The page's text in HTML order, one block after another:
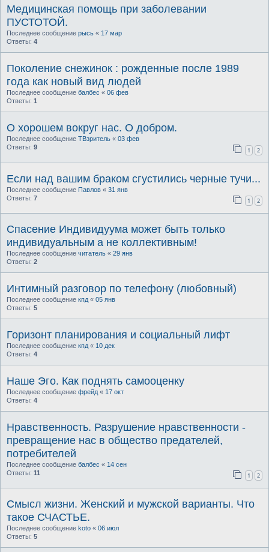
Медицинская помощь при заболевании
ПУСТОТОЙ.
Последнее сообщение рысь « 17 мар
Ответы: 4
Поколение снежинок : рожденные после 1989
года как новый вид людей
Последнее сообщение балбес « 06 фев
Ответы: 1
О хорошем вокруг нас. О добром.
Последнее сообщение ТВзритель « 03 фев
Ответы: 9 1 2
Если над вашим браком сгустились черные тучи...
Последнее сообщение Павлов « 31 янв
Ответы: 7 1 2
Спасение Индивидуума может быть только
индивидуальным а не коллективным!
Последнее сообщение читатель « 29 янв
Ответы: 2
Интимный разговор по телефону (любовный)
Последнее сообщение кпд « 05 янв
Ответы: 5
Горизонт планирования и социальный лифт
Последнее сообщение кпд « 10 дек
Ответы: 4
Наше Эго. Как поднять самооценку
Последнее сообщение фрейд « 17 окт
Ответы: 4
Нравственность. Разрушение нравственности -
превращение нас в общество предателей,
потребителей
Последнее сообщение балбес « 14 сен
Ответы: 11 1 2
Смысл жизни. Женский и мужской варианты. Что
такое СЧАСТЬЕ.
Последнее сообщение koto « 06 июл
Ответы: 5